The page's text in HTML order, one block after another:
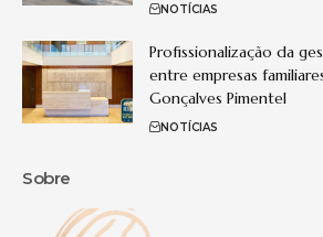
NOTÍCIAS
Profissionalização da
entre empresas
Gonçalves Pimentel
NOTÍCIAS
Sobre